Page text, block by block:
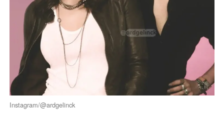
Instagram/@ardgelinck